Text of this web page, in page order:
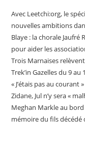
Avec Leetchi:org, le
nouvelles ambitions
Blaye : la chorale
pour aider les
Trois Marnaises
Trek’in Gazelles du 9
« J’étais pas au
Zidane, Jul n’y sera «
Meghan Markle au
mémoire du fils décédé